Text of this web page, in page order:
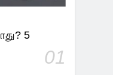
5
01